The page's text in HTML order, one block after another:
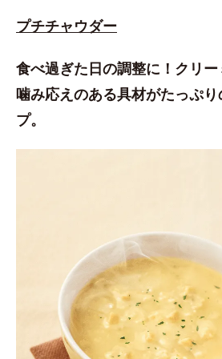
プチチャウダー
食べ過ぎた日の調整に！クリー
噛み応えのある具材がたっぷ
プ。